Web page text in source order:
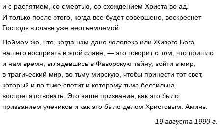
и с распятием, со смертью, со схождением Христа во ад.
И только после этого, когда все будет совершено, воскреснет
Господь в славе уже неотъемлемой.
Поймем же, что, когда нам дано человека или Живого Бога
нашего восприять в этой славе, — это говорит о том, что пришло
и нам время, вглядевшись в Фаворскую тайну, войти в мир,
в трагический мир, во тьму мирскую, чтобы принести тот свет,
который и во тьме светит и которому тьма бессильна
воспрепятствовать. Это наше призвание, как это было
призванием учеников и как это было делом Христовым. Аминь.
19 августа 1990 г.